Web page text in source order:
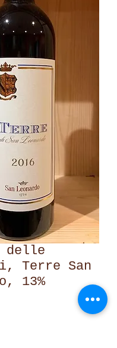
delle
Terre San
13%